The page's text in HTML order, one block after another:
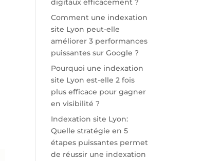
digitaux efficacement ?
Comment une indexation
site Lyon peut-elle
améliorer 3 performances
puissantes sur Google ?
Pourquoi une indexation
site Lyon est-elle 2 fois
plus efficace pour gagner
en visibilité ?
Indexation site Lyon:
Quelle stratégie en 5
étapes puissantes permet
de réussir une indexation